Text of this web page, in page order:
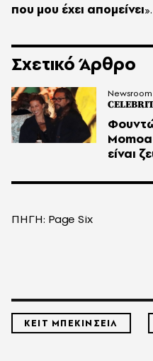
που μου έχει απομείνει».
Σχετικό Άρθρο
είναι
Newsroom
ΠΗΓΗ: Page Six
ΚΕΙΤ ΜΠΕΚΙΝΣΕΙΛ